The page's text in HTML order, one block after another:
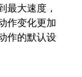
最大速度，
作变化更加
作的默认设